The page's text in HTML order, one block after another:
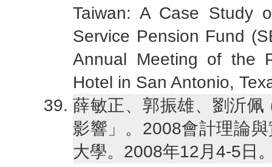
Taiwan: A Case Study
Service Pension Fund
Annual Meeting of the
Hotel in San Antonio,
薛敏正、郭振雄、劉沂
影響」。2008會計理論
大學。2008年12月4-5日